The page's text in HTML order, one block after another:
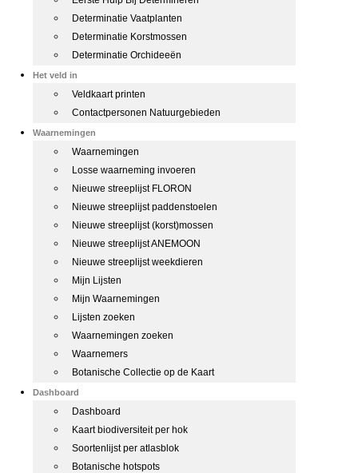
Determinatie Vaatplanten
Determinatie Korstmossen
Determinatie Orchideeën
Het veld in
Veldkaart printen
Contactpersonen Natuurgebieden
Waarnemingen
Waarnemingen
Losse waarneming invoeren
Nieuwe streeplijst FLORON
Nieuwe streeplijst paddenstoelen
Nieuwe streeplijst (korst)mossen
Nieuwe streeplijst ANEMOON
Nieuwe streeplijst weekdieren
Mijn Lijsten
Mijn Waarnemingen
Lijsten zoeken
Waarnemingen zoeken
Waarnemers
Botanische Collectie op de Kaart
Dashboard
Dashboard
Kaart biodiversiteit per hok
Soortenlijst per atlasblok
Botanische hotspots